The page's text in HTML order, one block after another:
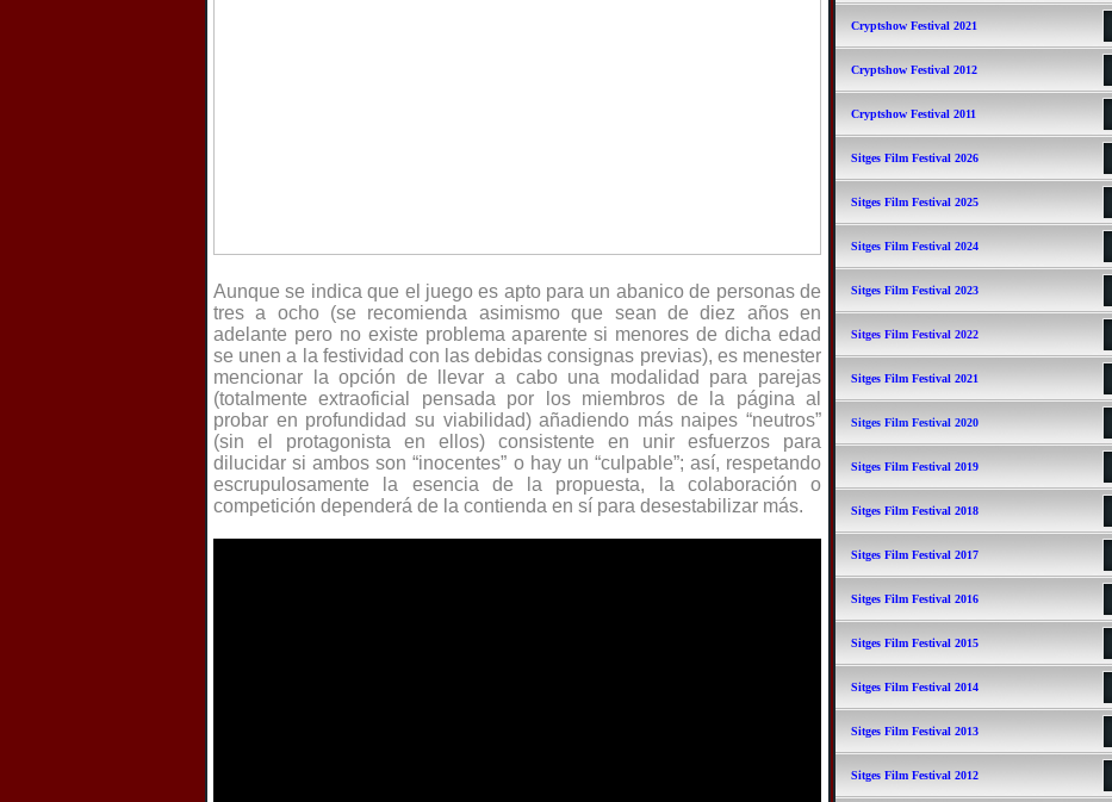
Aunque se indica que el juego es apto para un abanico de personas de
tres a ocho (se recomienda asimismo que sean de diez años en
adelante pero no existe problema aparente si menores de dicha edad
se unen a la festividad con las debidas consignas previas), es menester
mencionar la opción de llevar a cabo una modalidad para parejas
(totalmente extraoficial pensada por los miembros de la página al
probar en profundidad su viabilidad) añadiendo más naipes “neutros”
(sin el protagonista en ellos) consistente en unir esfuerzos para
dilucidar si ambos son “inocentes” o hay un “culpable”; así, respetando
escrupulosamente la esencia de la propuesta, la colaboración o
competición dependerá de la contienda en sí para desestabilizar más.
Cryptshow Festival 2021
Cryptshow Festival 2012
Cryptshow Festival 2011
Sitges Film Festival 2026
Sitges Film Festival 2025
Sitges Film Festival 2024
Sitges Film Festival 2023
Sitges Film Festival 2022
Sitges Film Festival 2021
Sitges Film Festival 2020
Sitges Film Festival 2019
Sitges Film Festival 2018
Sitges Film Festival 2017
Sitges Film Festival 2016
Sitges Film Festival 2015
Sitges Film Festival 2014
Sitges Film Festival 2013
Sitges Film Festival 2012